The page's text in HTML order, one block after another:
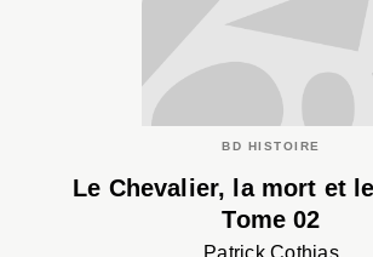
BD HISTOIRE
Le Chevalier, la mort et
Tome 02
Patrick Cothias